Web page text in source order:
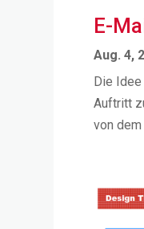
E-
Aug. 4,
Die Idee
Auftritt
von